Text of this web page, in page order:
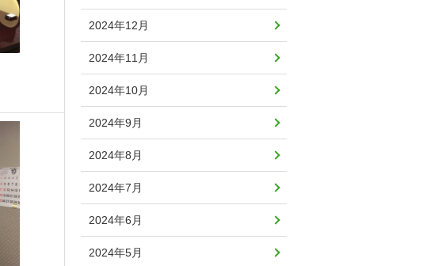
2024年12月
2024年11月
2024年10月
2024年9月
2024年8月
2024年7月
2024年6月
2024年5月